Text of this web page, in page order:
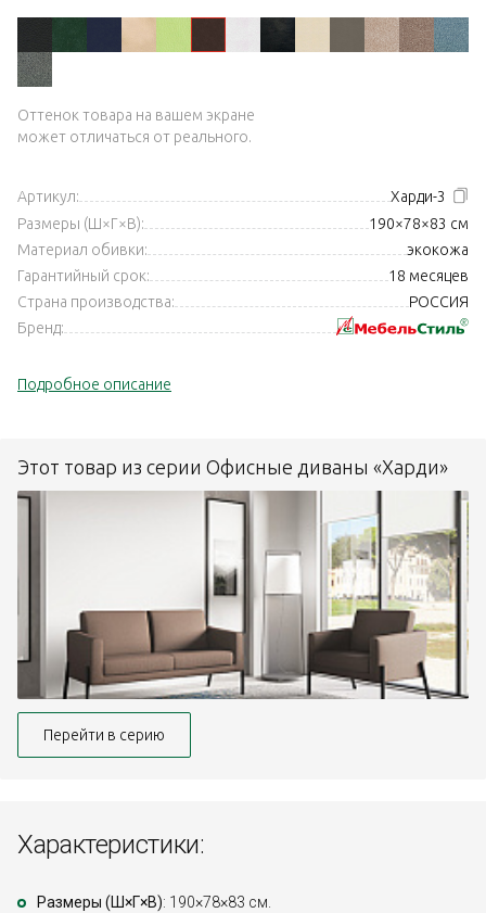
Оттенок товара на вашем экране
может отличаться от реального.
Артикул:
Харди-3
Размеры (Ш×Г×В):
190×78×83 см
Материал обивки:
экокожа
Гарантийный срок:
18 месяцев
Страна производства:
РОССИЯ
Бренд:
Подробное описание
Этот товар из серии Офисные диваны «Харди»
Перейти в серию
Характеристики:
Размеры (Ш×Г×В): 190×78×83 см.